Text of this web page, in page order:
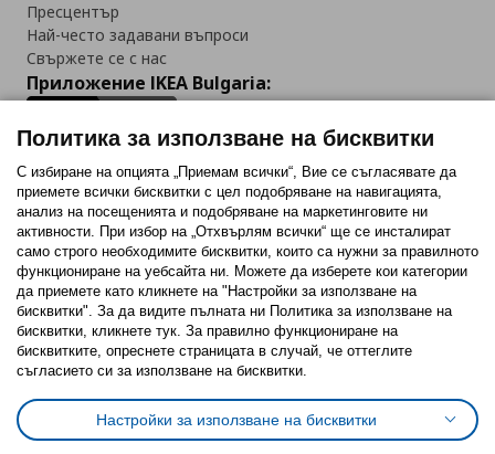
Пресцентър
Най-често задавани въпроси
Свържете се с нас
Приложение IKEA Bulgaria:
Последвайте ни:
FacebookTwitterYoutubePinterestInstagram
Политика за използване на бисквитки (Cookies)
Избор на настройки за използване на бисквитки
Условия за ползване на ikea.bgОбща политика за личните данни
Политика за защита на личните данни на ikea.bg
Политика за използване на бисквитки
С избиране на опцията „Приемам всички“, Вие се съгласявате да
приемете всички бисквитки с цел подобряване на навигацията,
анализ на посещенията и подобряване на маркетинговите ни
активности. При избор на „Отхвърлям всички“ ще се инсталират
само строго необходимитe бисквитки, които са нужни за правилното
функциониране на уебсайта ни. Можете да изберете кои категории
да приемете като кликнете на "Настройки за използване на
бисквитки". За да видите пълната ни Политика за използване на
бисквитки, кликнете тук. За правилно функциониране на
бисквитките, опреснете страницата в случай, че оттеглите
съгласието си за използване на бисквитки.
Настройки за използване на бисквитки